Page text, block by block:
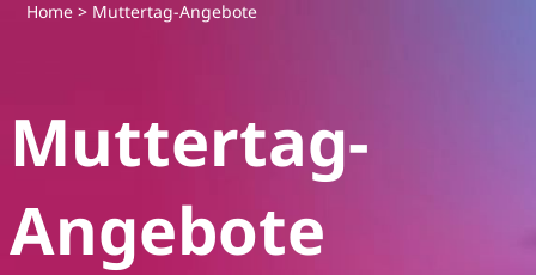
n
o
v
Home> Muttertag-Angebote
Muttertag-
Angebote